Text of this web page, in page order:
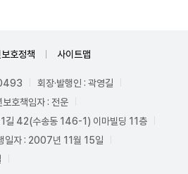
호정책 사이트맵
회장·발행인 : 곽영길
보호책임자 : 전운
1길 42(수송동 146-1) 이마빌딩 11층
일자 : 2007년 11월 15일